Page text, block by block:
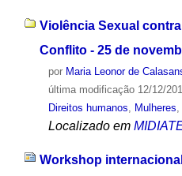
Violência Sexual
Conflito - 25 de
por Maria Leonor de
última modificação12/12/
Direitos humanos
Mulheres
Localizado em
Workshop